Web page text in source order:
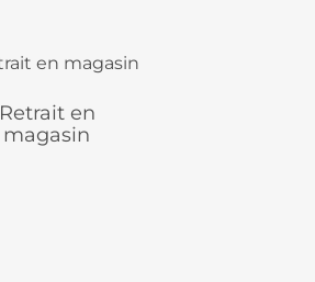
Retrait en
magasin